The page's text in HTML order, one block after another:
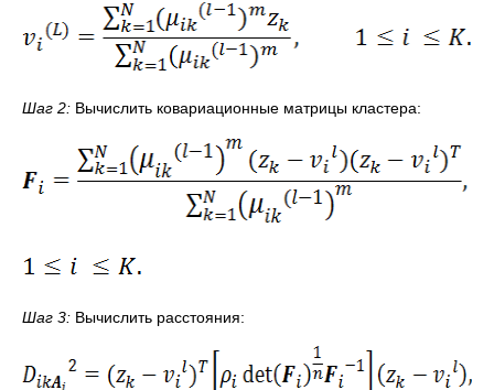
Шаг 2: Вычислить ковариационные матрицы кластера:
Шаг 3: Вычислить расстояния: